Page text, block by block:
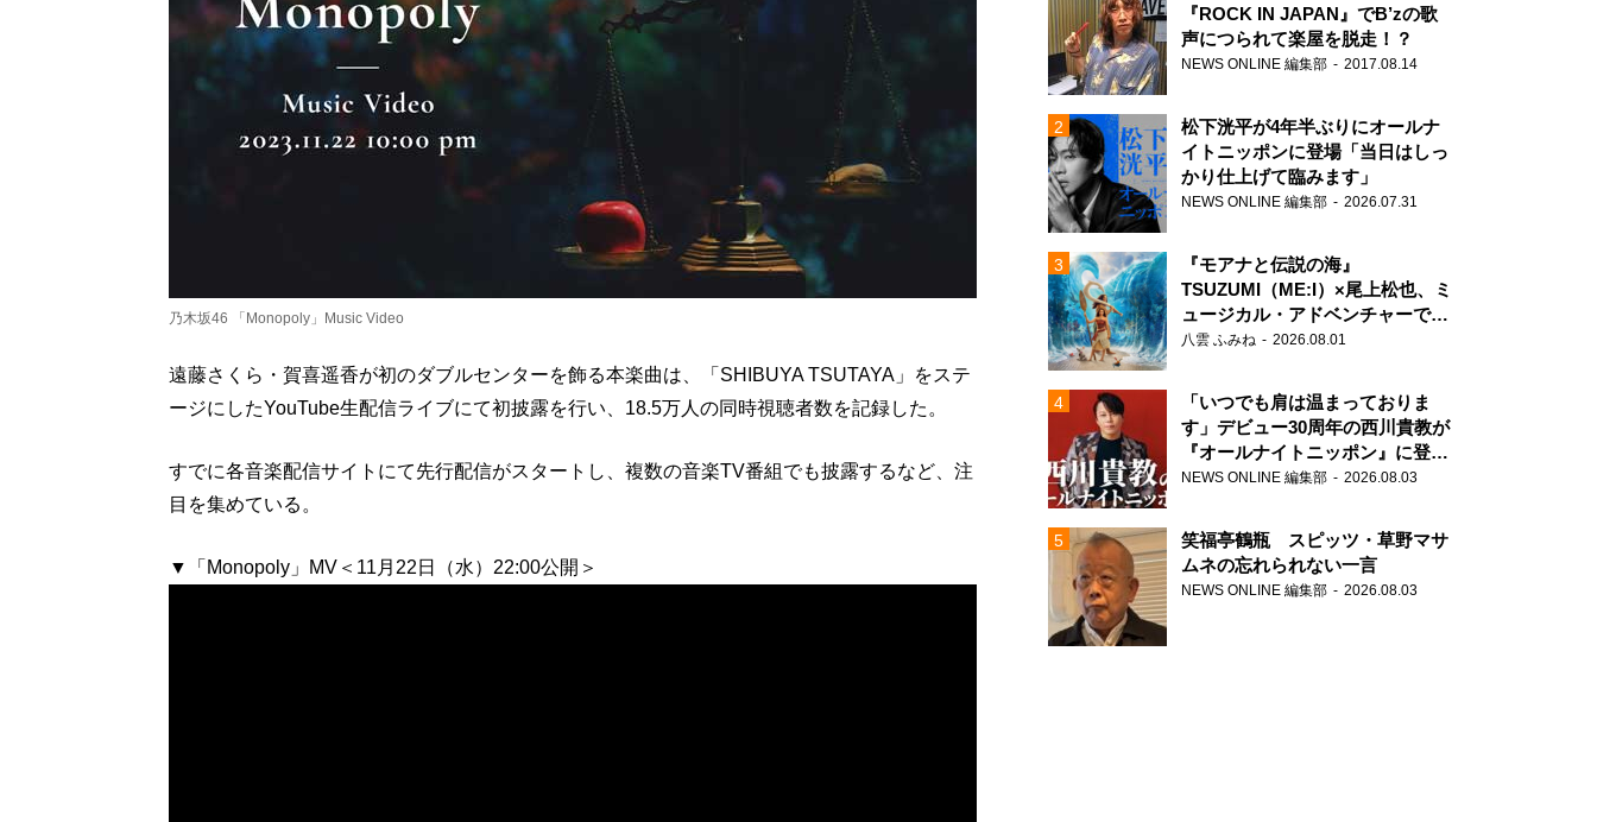
乃木坂46 「Monopoly」Music Video
遠藤さくら・賀喜遥香が初のダブルセンターを飾る本楽曲は、「SHIBUYA TSUTAYA」をステ
ージにしたYouTube生配信ライブにて初披露を行い、18.5万人の同時視聴者数を記録した。
すでに各音楽配信サイトにて先行配信がスタートし、複数の音楽TV番組でも披露するなど、注
目を集めている。
▼「Monopoly」MV＜11月22日（水）22:00公開＞
『ROCK IN JAPAN』でB’zの歌
声につられて楽屋を脱走！？
NEWS ONLINE 編集部 2017.08.14
松下洸平が4年半ぶりにオールナ
イトニッポンに登場「当日はしっ
かり仕上げて臨みます」
NEWS ONLINE 編集部 2026.07.31
『モアナと伝説の海』
TSUZUMI（ME:I）×尾上松也、ミ
ュージカル・アドベンチャーで美
声を響かせる
八雲 ふみね 2026.08.01
「いつでも肩は温まっておりま
す」デビュー30周年の西川貴教が
『オールナイトニッポン』に登
場！
NEWS ONLINE 編集部 2026.08.03
笑福亭鶴瓶 スピッツ・草野マサ
ムネの忘れられない一言
NEWS ONLINE 編集部 2026.08.03